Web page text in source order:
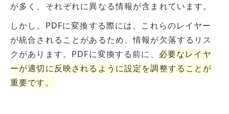
が多く、それぞれに異なる情報が含まれています。
しかし、PDFに変換する際には、これらのレイヤー
が統合されることがあるため、情報が欠落するリス
クがあります。PDFに変換する前に、 必要なレイヤ
ーが適切に反映されるよう に設定を調整することが
重要です。